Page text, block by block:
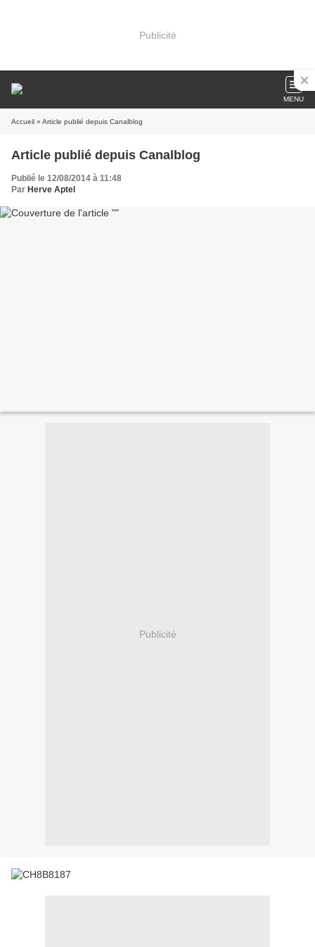
Publicité
MENU
Accueil » Article publié depuis Canalblog
Article publié depuis Canalblog
Publié le 12/08/2014 à 11:48
Par Herve Aptel
Publicité